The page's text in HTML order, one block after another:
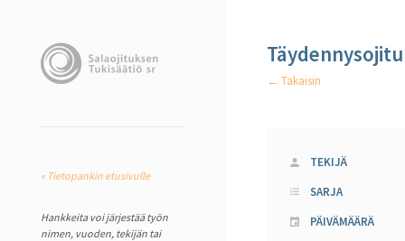
« Tietopankin etusivulle
Hankkeita voi järjestää työn
nimen, vuoden, tekijän tai
← Takaisin
TEKIJÄ
SARJA
PÄIVÄMÄÄRÄ